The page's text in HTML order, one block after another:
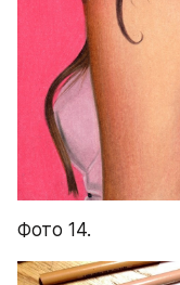
Фото 14.